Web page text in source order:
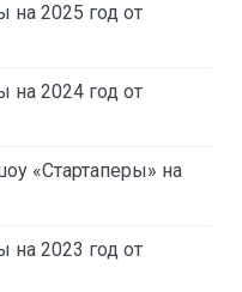
на 2025 год от
на 2024 год от
«Стартаперы» на
на 2023 год от